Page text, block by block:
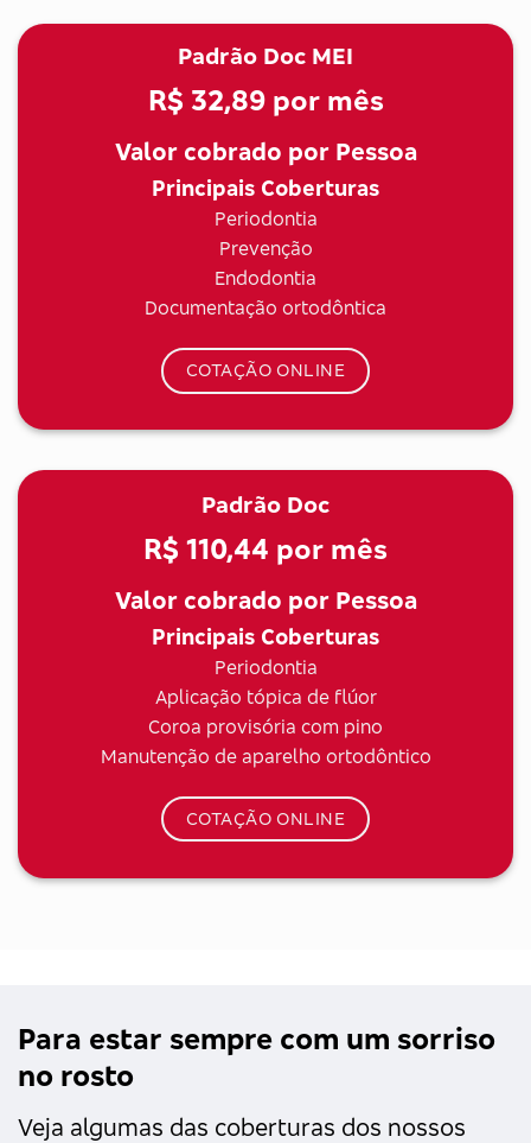
Padrão Doc MEI
R$ 32,89por mês
Valor cobrado por Pessoa
Principais Coberturas
Periodontia
Prevenção
Endodontia
Documentação ortodôntica
COTAÇÃO ONLINE
Padrão Doc
R$ 110,44 por mês
Valor cobrado por Pessoa
Principais Coberturas
Periodontia
Aplicação tópica de flúor
Coroa provisória com pino
Manutenção de aparelho ortodôntico
COTAÇÃO ONLINE
Para estar sempre com um sorriso
no rosto
Veja algumas das coberturas dos nossos